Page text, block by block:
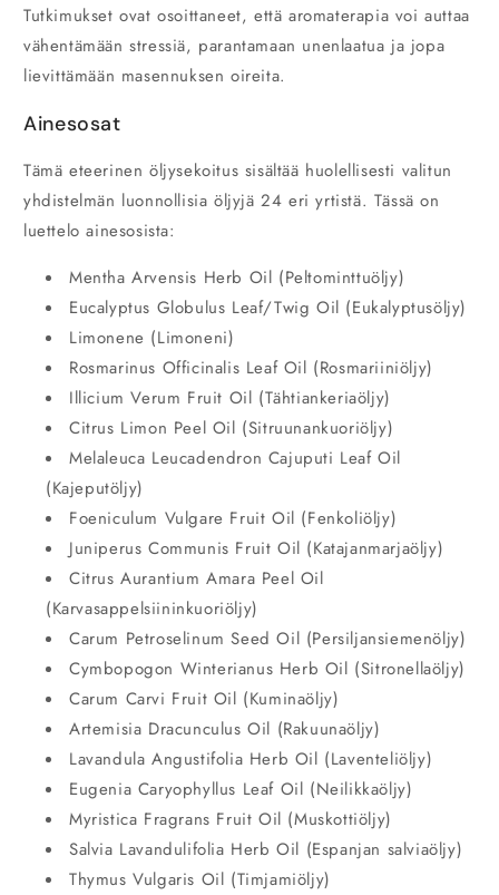
Tutkimukset ovat osoittaneet, että aromaterapia voi auttaa
vähentämään stressiä, parantamaan unenlaatua ja jopa
lievittämään masennuksen oireita.
Ainesosat
Tämä eteerinen öljysekoitus sisältää huolellisesti valitun
yhdistelmän luonnollisia öljyjä 24 eri yrtistä. Tässä on
luettelo ainesosista:
Mentha Arvensis Herb Oil (Peltominttuöljy)
Eucalyptus Globulus Leaf/Twig Oil (Eukalyptusöljy)
Limonene (Limoneni)
Rosmarinus Officinalis Leaf Oil (Rosmariiniöljy)
Illicium Verum Fruit Oil (Tähtiankeriaöljy)
Citrus Limon Peel Oil (Sitruunankuoriöljy)
Melaleuca Leucadendron Cajuputi Leaf Oil
(Kajeputöljy)
Foeniculum Vulgare Fruit Oil (Fenkoliöljy)
Juniperus Communis Fruit Oil (Katajanmarjaöljy)
Citrus Aurantium Amara Peel Oil
(Karvasappelsiininkuoriöljy)
Carum Petroselinum Seed Oil (Persiljansiemenöljy)
Cymbopogon Winterianus Herb Oil (Sitronellaöljy)
Carum Carvi Fruit Oil (Kuminaöljy)
Artemisia Dracunculus Oil (Rakuunaöljy)
Lavandula Angustifolia Herb Oil (Laventeliöljy)
Eugenia Caryophyllus Leaf Oil (Neilikkaöljy)
Myristica Fragrans Fruit Oil (Muskottiöljy)
Salvia Lavandulifolia Herb Oil (Espanjan salviaöljy)
Thymus Vulgaris Oil (Timjamiöljy)